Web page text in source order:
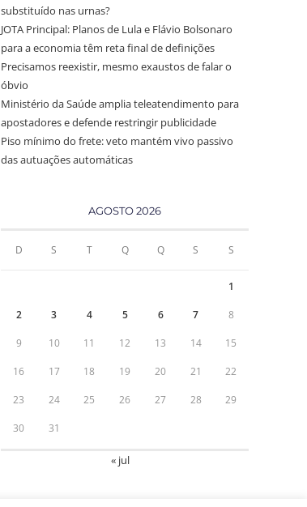
substituído nas urnas?
JOTA Principal: Planos de Lula e Flávio Bolsonaro
para a economia têm reta final de definições
Precisamos reexistir, mesmo exaustos de falar o
óbvio
Ministério da Saúde amplia teleatendimento para
apostadores e defende restringir publicidade
Piso mínimo do frete: veto mantém vivo passivo
das autuações automáticas
AGOSTO 2026
D S T Q Q S S
1
2 3 4 5 6 7 8
9 10 11 12 13 14 15
16 17 18 19 20 21 22
23 24 25 26 27 28 29
30 31
« jul